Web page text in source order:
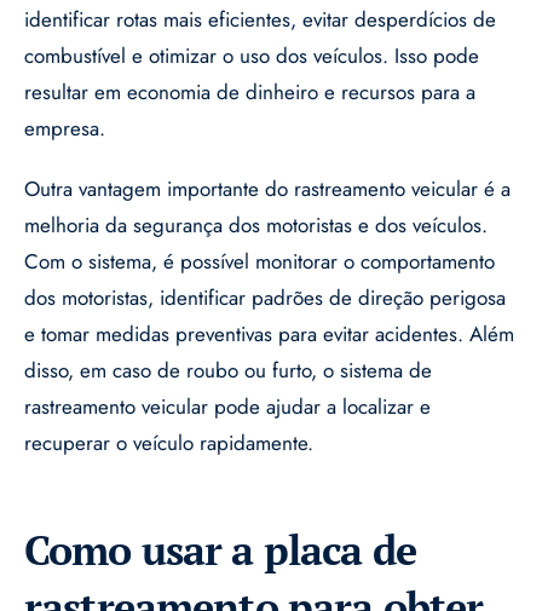
identificar rotas mais eficientes, evitar desperdícios de
combustível e otimizar o uso dos veículos. Isso pode
resultar em economia de dinheiro e recursos para a
empresa.
Outra vantagem importante do rastreamento veicular é a
melhoria da segurança dos motoristas e dos veículos.
Com o sistema, é possível monitorar o comportamento
dos motoristas, identificar padrões de direção perigosa
e tomar medidas preventivas para evitar acidentes. Além
disso, em caso de roubo ou furto, o sistema de
rastreamento veicular pode ajudar a localizar e
recuperar o veículo rapidamente.
Como usar a placa de